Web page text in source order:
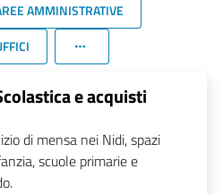
AMMINISTRATIVE
e acquisti
di mensa nei Nidi, spazi
scuole primarie e